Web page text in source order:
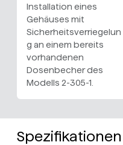
Installation eines
Gehäuses mit
Sicherheitsverriegelun
g an einem bereits
vorhandenen
Dosenbecher des
Modells 2-305-1.
Spezifikationen